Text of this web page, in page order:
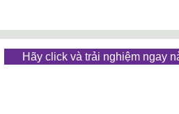
Hãy click và trải nghiệm ngay